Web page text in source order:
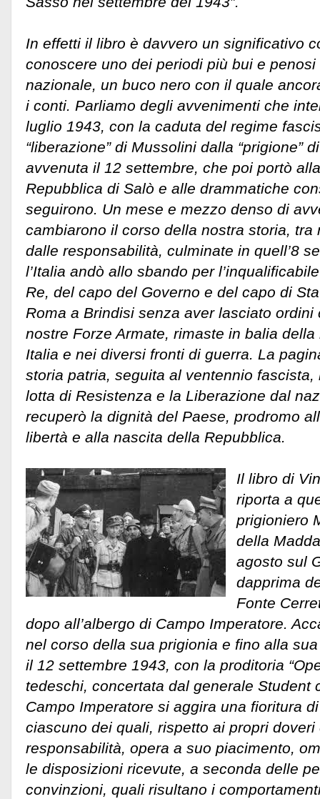
In effetti il libro è davvero un significativo
conoscere uno dei periodi più bui e
nazionale, un buco nero con il quale
i conti. Parliamo degli avvenimenti che
luglio 1943, con la caduta del regime
“liberazione” di Mussolini dalla “prigione”
avvenuta il 12 settembre, che poi portò
Repubblica di Salò e alle drammatiche
seguirono. Un mese e mezzo denso di
cambiarono il corso della nostra storia, tra
dalle responsabilità, culminate in quell’8
l’Italia andò allo sbando per
Re, del capo del Governo e del capo di
Roma a Brindisi senza aver lasciato
nostre Forze Armate, rimaste in balia
Italia e nei diversi fronti di guerra. La
storia patria, seguita al ventennio
lotta di Resistenza e la Liberazione dal
recuperò la dignità del Paese, prodromo
libertà e alla nascita della Repubblica.
Il libro di
riporta a
prigioniero
della
agosto sul
dapprima
Fonte
dopo all’albergo di Campo Imperatore.
nel corso della sua prigionia e fino alla sua
il 12 settembre 1943, con la proditoria
tedeschi, concertata dal generale Student
Campo Imperatore si aggira una fioritura
ciascuno dei quali, rispetto ai propri doveri
responsabilità, opera a suo piacimento,
le disposizioni ricevute, a seconda delle
convinzioni, quali risultano i